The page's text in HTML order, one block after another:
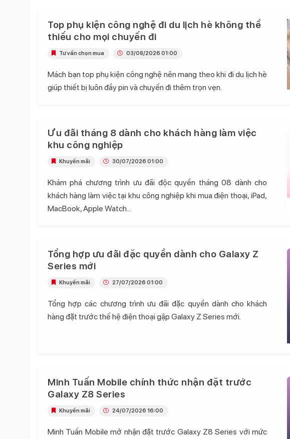
Top phụ kiện công nghệ đi du lịch hè không thể
thiếu cho mọi chuyến đi
Mách bạn top phụ kiện công nghệ nên mang theo khi đi du lịch hè
giúp thiết bị luôn đầy pin và chuyến đi thêm trọn vẹn.
Tư vấn chọn mua 03/08/2026 01:00
Ưu đãi tháng 8 dành cho khách hàng làm việc
khu công nghiệp
Khám phá chương trình ưu đãi độc quyền tháng 08 dành cho
khách hàng làm việc tại khu công nghiệp khi mua điện thoại, iPad,
MacBook, Apple Watch...
Khuyến mãi 30/07/2026 01:00
Tổng hợp ưu đãi đặc quyền dành cho Galaxy Z
Series mới
Tổng hợp các chương trình ưu đãi đặc quyền dành cho khách
hàng đặt trước thế hệ điện thoại gập Galaxy Z Series mới.
Khuyến mãi 27/07/2026 01:00
Minh Tuấn Mobile chính thức nhận đặt trước
Galaxy Z8 Series
Minh Tuấn Mobile mở nhận đặt trước Galaxy Z8 Series với mức
Khuyến mãi 24/07/2026 16:00